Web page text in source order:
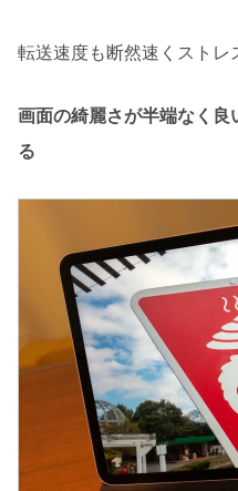
転送速度も断然速くストレ
画面の綺麗さが半端なく良
る